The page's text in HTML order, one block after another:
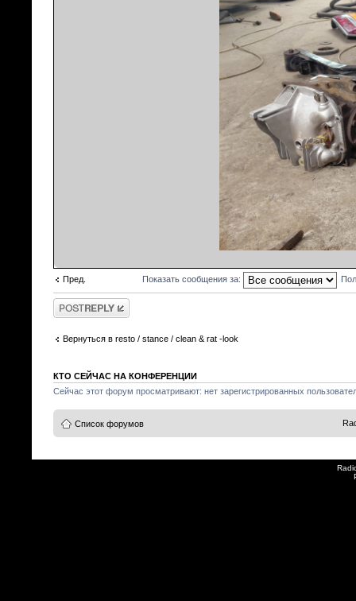
Пред. Показать сообщения за:
Ответить
Вернуться в resto / stance / clean & rat -look
КТО СЕЙЧАС НА КОНФЕРЕНЦИИ
Сейчас этот форум просматривают: нет зарегистрированных
Список форумов